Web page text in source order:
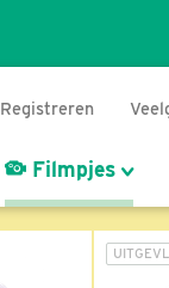
Registreren
Filmpjes